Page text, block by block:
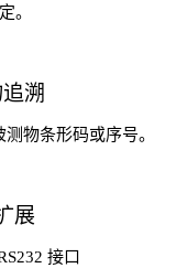
。
溯
物条形码或序号。
展
接口